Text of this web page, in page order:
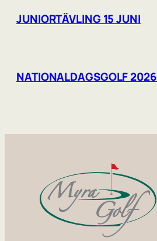
JUNIORTÄVLING 15 JUNI
NATIONALDAGSGOLF 2026